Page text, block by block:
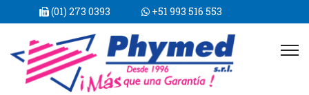
(01) 273 0393 +51 993 516 553